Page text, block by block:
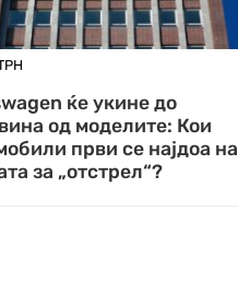
ќе укине до
од моделите: Кои
први се најдоа на
за „отстрел“?